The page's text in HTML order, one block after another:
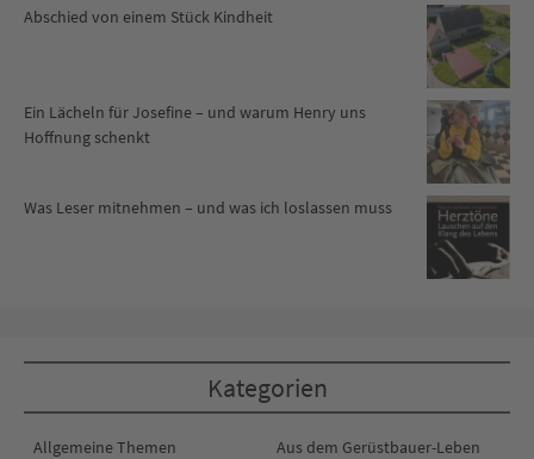
Abschied von einem Stück Kindheit
Ein Lächeln für Josefine – und warum Henry uns
Hoffnung schenkt
Was Leser mitnehmen – und was ich loslassen muss
Kategorien
Allgemeine Themen Aus dem Gerüstbauer-Leben